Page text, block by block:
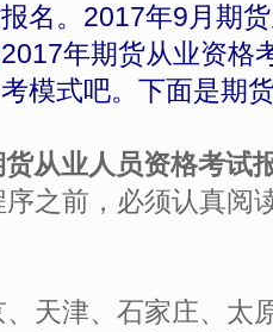
名。2017年9月期
2017年期货从业资格
模式吧。下面是期
货从业人员资格考试
之前，必须认真阅
天津、石家庄、太